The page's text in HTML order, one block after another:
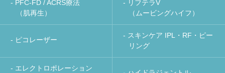
- PFC-FD / ACRS療法
（肌再生）
- リフテラV
（ムービングハイフ）
- ピコレーザー
- スキンケア IPL・RF・ピー
リング
- エレクトロポレーション